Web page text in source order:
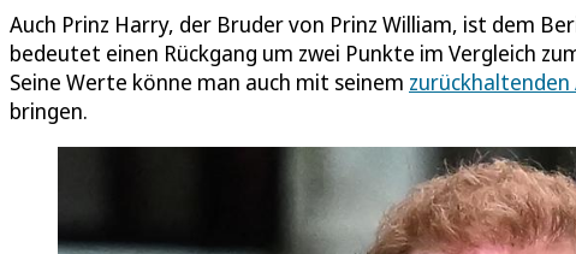
Auch Prinz Harry, der Bruder von Prinz William, ist dem
bedeutet einen Rückgang um zwei Punkte im Vergleich
Seine Werte könne man auch mit seinem
bringen.